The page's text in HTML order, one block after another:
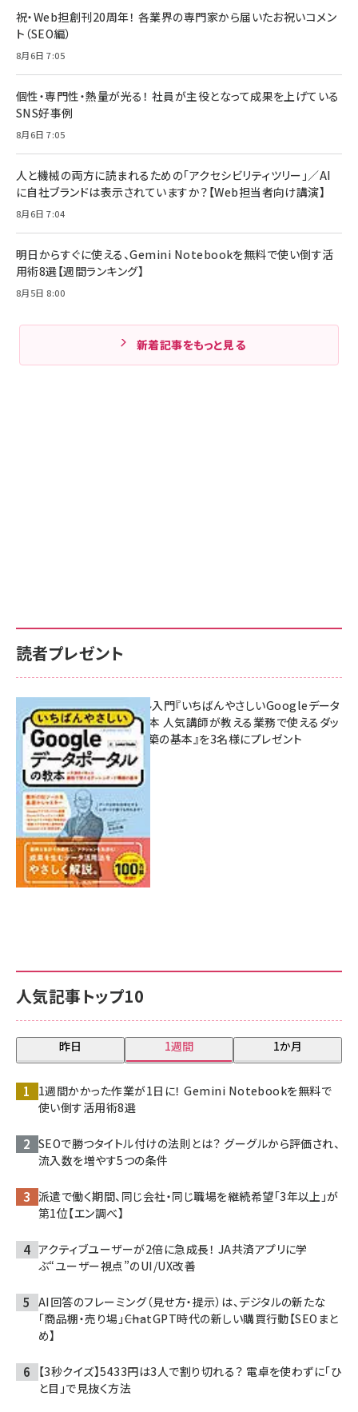
祝・Web担創刊20周年！ 各業界の専門家から届いたお祝いコメン
ト（SEO編）
8月6日 7:05
個性・専門性・熱量が光る！ 社員が主役となって成果を上げている
SNS好事例
8月6日 7:05
人と機械の両方に読まれるための「アクセシビリティツリー」／AI
に自社ブランドは表示されていますか？【Web担当者向け講演】
8月6日 7:04
明日からすぐに使える、Gemini Notebookを無料で使い倒す活
用術8選【週間ランキング】
8月5日 8:00
新着記事をもっと見る
人気記事トップ10
昨日 1週間 1か月
1週間かかった作業が1日に！ Gemini Notebookを無料で
使い倒す活用術8選
SEOで勝つタイトル付けの法則とは？ グーグルから評価され、
流入数を増やす5つの条件
派遣で働く期間、同じ会社・同じ職場を継続希望「3年以上」が
第1位【エン調べ】
アクティブユーザーが2倍に急成長！ JA共済アプリに学
ぶ“ユーザー視点”のUI/UX改善
AI回答のフレーミング（見せ方・提示）は、デジタルの新たな
「商品棚・売り場」――ChatGPT時代の新しい購買行動【SEOまと
め】
【3秒クイズ】5433円は3人で割り切れる？ 電卓を使わずに「ひ
と目」で見抜く方法
読者プレゼント
無料BIツール入門『いちばんやさしいGoogleデータ
ポータルの教本 人気講師が教える業務で使えるダッ
シュボード構築の基本』を3名様にプレゼント
7月31日 10:00